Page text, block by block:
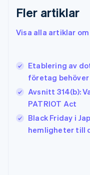
Fler artiklar
Visa alla artiklar
Etablering av
företag
Avsnitt 314(b):
PATRIOT Act
Black Friday i
hemligheter till
简体中文
Indien
Irland
ItalianoEnglish
Japan
日本語 English
EnglishFrançais
Kroatien
EnglishItaliano